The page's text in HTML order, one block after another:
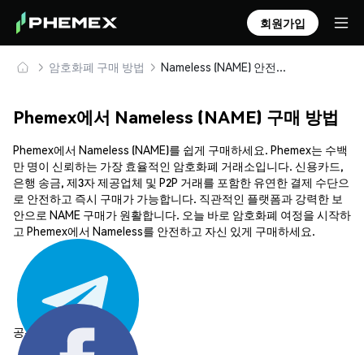
회원가입
암호화폐 구매 방법 Nameless (NAME) 안전하게 구매 및 보관
Phemex에서 Nameless (NAME) 구매 방법
Phemex에서 Nameless (NAME)를 쉽게 구매하세요. Phemex는 수백
만 명이 신뢰하는 가장 효율적인 암호화폐 거래소입니다. 신용카드,
은행 송금, 제3자 제공업체 및 P2P 거래를 포함한 유연한 결제 수단으
로 안전하고 즉시 구매가 가능합니다. 직관적인 플랫폼과 강력한 보
안으로 NAME 구매가 원활합니다. 오늘 바로 암호화폐 여정을 시작하
고 Phemex에서 Nameless를 안전하고 자신 있게 구매하세요.
공유하기: